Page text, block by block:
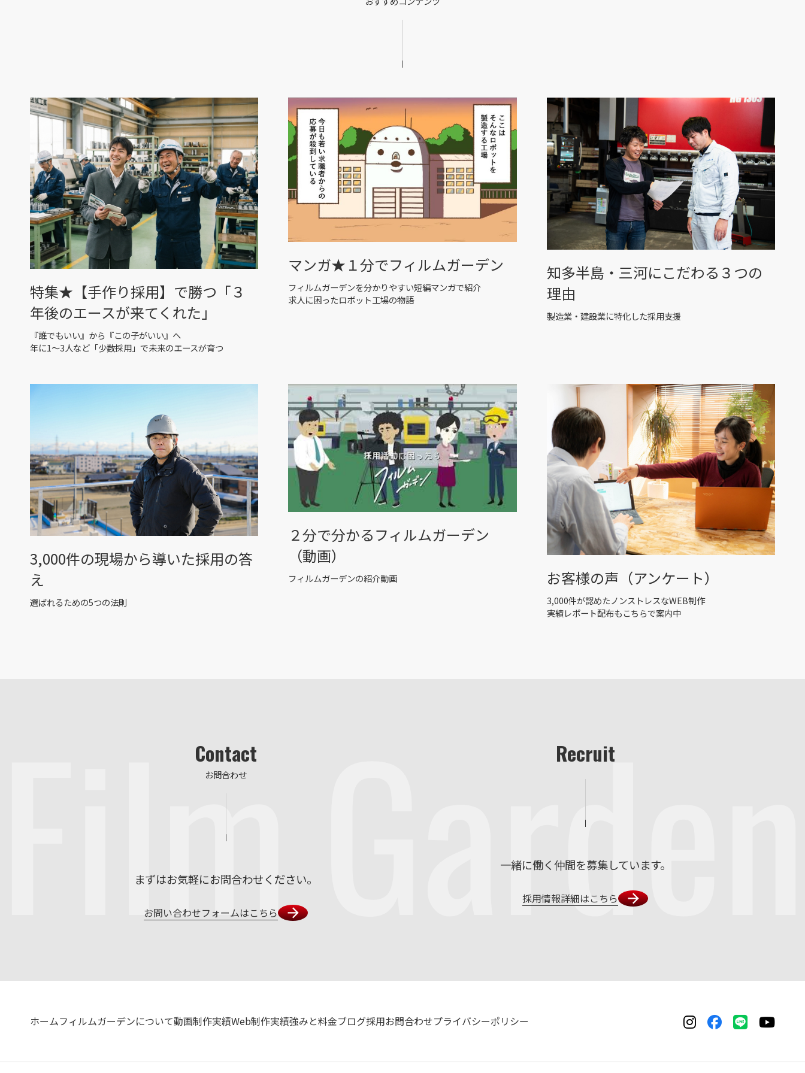
特集★【手作り採用】で勝つ「３
年後のエースが来てくれた」
『誰でもいい』から『この子がいい』へ
年に1〜3人など「少数採用」で未来のエースが育つ
マンガ★１分でフィルムガーデン
フィルムガーデンを分かりやすい短編マンガで紹介
求人に困ったロボット工場の物語
知多半島・三河にこだわる３つの
理由
製造業・建設業に特化した採用支援
3,000件の現場から導いた採用の答
え
選ばれるための5つの法則
２分で分かるフィルムガーデン
（動画）
フィルムガーデンの紹介動画 お客様の声（アンケート）
3,000件が認めたノンストレスなWEB制作
実績レポート配布もこちらで案内中
Film Garden
Contact
お問合わせ
まずはお気軽にお問合わせください。
お問い合わせフォームはこちら
Recruit
一緒に働く仲間を募集しています。
採用情報詳細はこちら
ホームフィルムガーデンについて動画制作実績Web制作実績強みと料金ブログ採用お問合わせプライバシーポリシー